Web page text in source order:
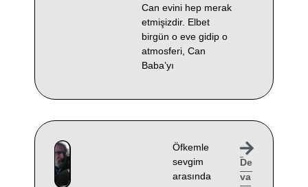
Can evini hep merak
etmişizdir. Elbet
birgün o eve gidip o
atmosferi, Can
Baba’yı
Öfkemle
sevgim
arasında
De
va